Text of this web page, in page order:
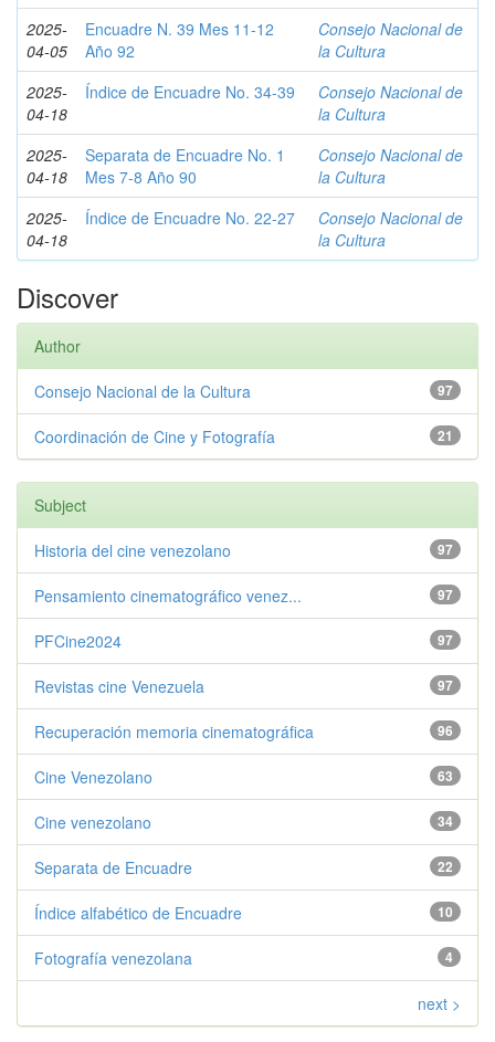
2025-
04-05
Encuadre N. 39 Mes 11-12
Año 92
Consejo Nacional de
la Cultura
2025-
04-18
Índice de Encuadre No. 34-39
Consejo Nacional de
la Cultura
2025-
04-18
Separata de Encuadre No. 1
Mes 7-8 Año 90
Consejo Nacional de
la Cultura
2025-
04-18
Índice de Encuadre No. 22-27
Consejo Nacional de
la Cultura
Discover
Author
97
Consejo Nacional de la Cultura
21
Coordinación de Cine y Fotografía
Subject
97
Historia del cine venezolano
97
Pensamiento cinematográfico venez...
97
PFCine2024
97
Revistas cine Venezuela
96
Recuperación memoria cinematográfica
63
Cine Venezolano
34
Cine venezolano
22
Separata de Encuadre
10
Índice alfabético de Encuadre
4
Fotografía venezolana
next >